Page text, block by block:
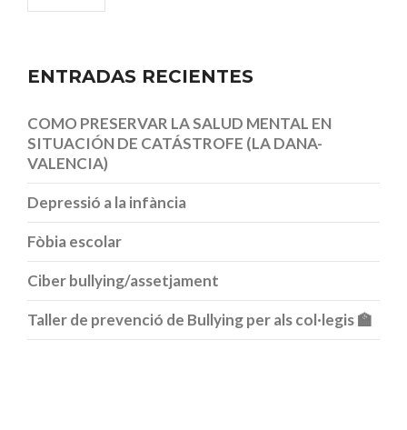
ENTRADAS RECIENTES
COMO PRESERVAR LA SALUD MENTAL EN
SITUACIÓN DE CATÁSTROFE (LA DANA-
VALENCIA)
Depressió a la infància
Fòbia escolar
Ciber bullying/assetjament
Taller de prevenció de Bullying per als col·legis 🏫